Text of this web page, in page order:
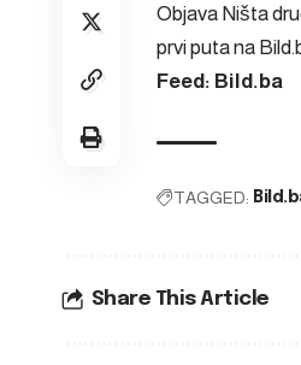
Objava Ništa
prvi puta na
Feed: Bild.ba
TAGGED:
Share This Article